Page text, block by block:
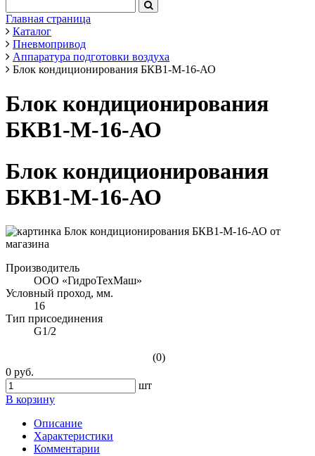
Главная страница
Каталог
Пневмопривод
Аппаратура подготовки воздуха
Блок кондиционирования БКВ1-М-16-АО
Блок кондиционирования
БКВ1-М-16-АО
Блок кондиционирования
БКВ1-М-16-АО
Производитель
ООО «ГидроТехМаш»
Условный проход, мм.
16
Тип присоединения
G1/2
(0)
0 руб.
шт
В корзину
Описание
Характеристики
Комментарии